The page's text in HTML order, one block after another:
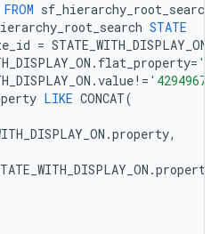
FROM sf_hierarchy_root_search
STATE
= STATE_WITH_DISPLAY_ON
. flat_property=
.value!=
LIKE CONCAT(
.property,
.property